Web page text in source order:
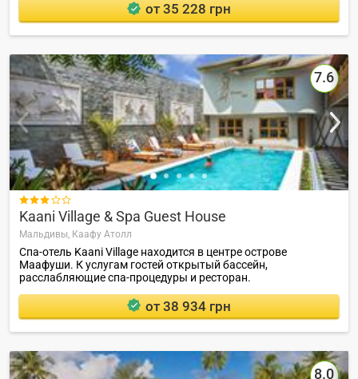
от 35 228 грн
7.6

Kaani Village & Spa Guest House
Мальдивы, Каафу Атолл
Спа-отель Kaani Village находится в центре острове
Маафуши. К услугам гостей открытый бассейн,
расслабляющие спа-процедуры и ресторан.
от 38 934 грн
8.0